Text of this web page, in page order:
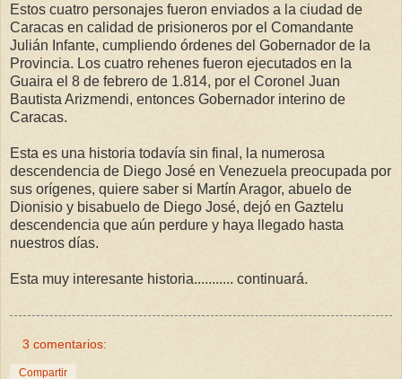
Estos cuatro personajes fueron enviados a la ciudad de
Caracas en calidad de prisioneros por el Comandante
Julián Infante, cumpliendo órdenes del Gobernador de la
Provincia. Los cuatro rehenes fueron ejecutados en la
Guaira el 8 de febrero de 1.814, por el Coronel Juan
Bautista Arizmendi, entonces Gobernador interino de
Caracas.
Esta es una historia todavía sin final, la numerosa
descendencia de Diego José en Venezuela preocupada por
sus orígenes, quiere saber si Martín Aragor, abuelo de
Dionisio y bisabuelo de Diego José, dejó en Gaztelu
descendencia que aún perdure y haya llegado hasta
nuestros días.
Esta muy interesante historia........... continuará.
3 comentarios:
Compartir